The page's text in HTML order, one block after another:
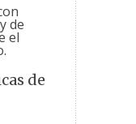
de
el
de